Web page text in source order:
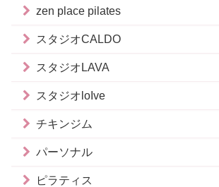
zen place pilates
スタジオCALDO
スタジオLAVA
スタジオloIve
チキンジム
パーソナル
ピラティス